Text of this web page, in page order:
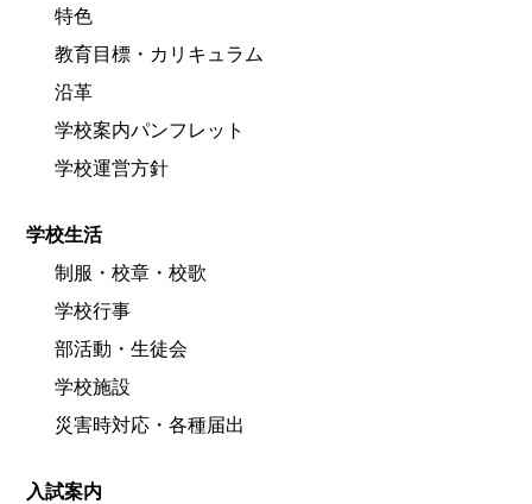
特色
教育目標・カリキュラム
沿革
学校案内パンフレット
学校運営方針
学校生活
制服・校章・校歌
学校行事
部活動・生徒会
学校施設
災害時対応・各種届出
入試案内